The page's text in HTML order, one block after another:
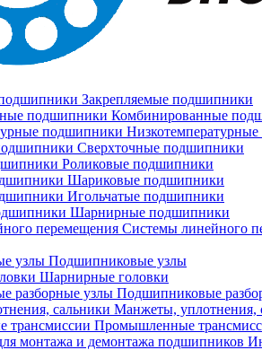
Закрепляемые подшипники
Комбинированные
Сверхточные подшипники
Роликовые подшипники
Шариковые подшипники
Игольчатые подшипники
Шарнирные подшипники
Системы линейного
Подшипниковые узлы
Шарнирные головки
Подшипниковые
Манжеты, уплотнения,
Промышленные